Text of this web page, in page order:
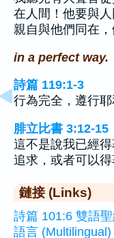
在人間！他要與
親自與他們同在，
in a perfect way.
詩篇 119:1-3
行為完全，遵行
腓立比書 3:12-15
這不是說我已經
追求，或者可以
鏈接 (Links)
詩篇 101:6 雙語
語言 (Multilingual)